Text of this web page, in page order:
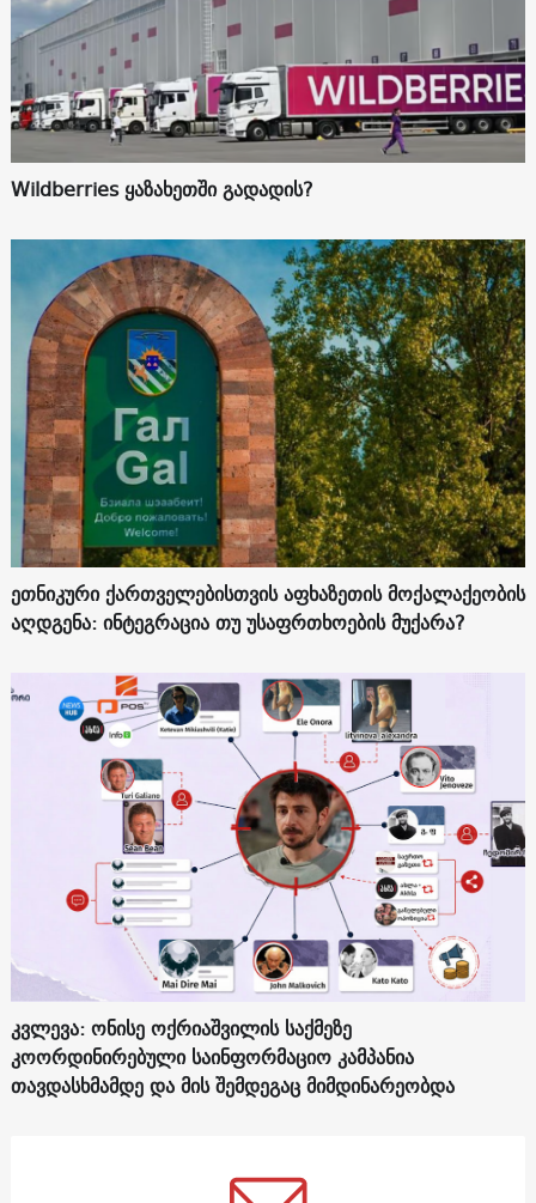
Wildberries ყაზახეთში გადადის?
ეთნიკური ქართველებისთვის აფხაზეთის მოქალაქეობის
აღდგენა: ინტეგრაცია თუ უსაფრთხოების მუქარა?
კვლევა: ონისე ოქრიაშვილის საქმეზე
კოორდინირებული საინფორმაციო კამპანია
თავდასხმამდე და მის შემდეგაც მიმდინარეობდა